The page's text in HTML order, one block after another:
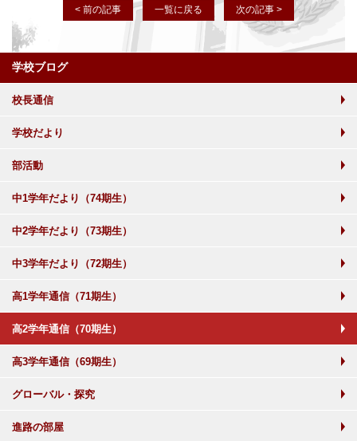
< 前の記事 一覧に戻る 次の記事 >
学校ブログ
校長通信
学校だより
部活動
中1学年だより（74期生）
中2学年だより（73期生）
中3学年だより（72期生）
高1学年通信（71期生）
高2学年通信（70期生）
高3学年通信（69期生）
グローバル・探究
進路の部屋